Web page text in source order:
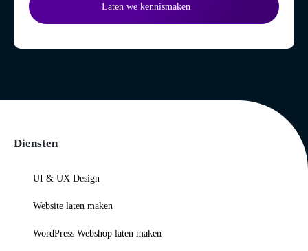
Laten we kennismaken
Diensten
UI & UX Design
Website laten maken
WordPress Webshop laten maken